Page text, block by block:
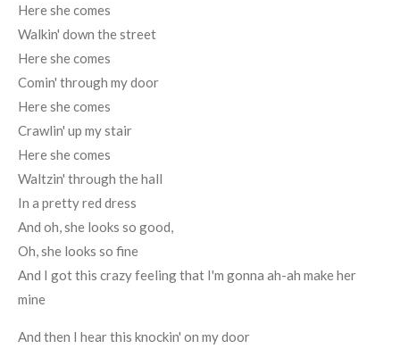
Here she comes
Walkin' down the street
Here she comes
Comin' through my door
Here she comes
Crawlin' up my stair
Here she comes
Waltzin' through the hall
In a pretty red dress
And oh, she looks so good,
Oh, she looks so fine
And I got this crazy feeling that I'm gonna ah-ah make her
mine
And then I hear this knockin' on my door